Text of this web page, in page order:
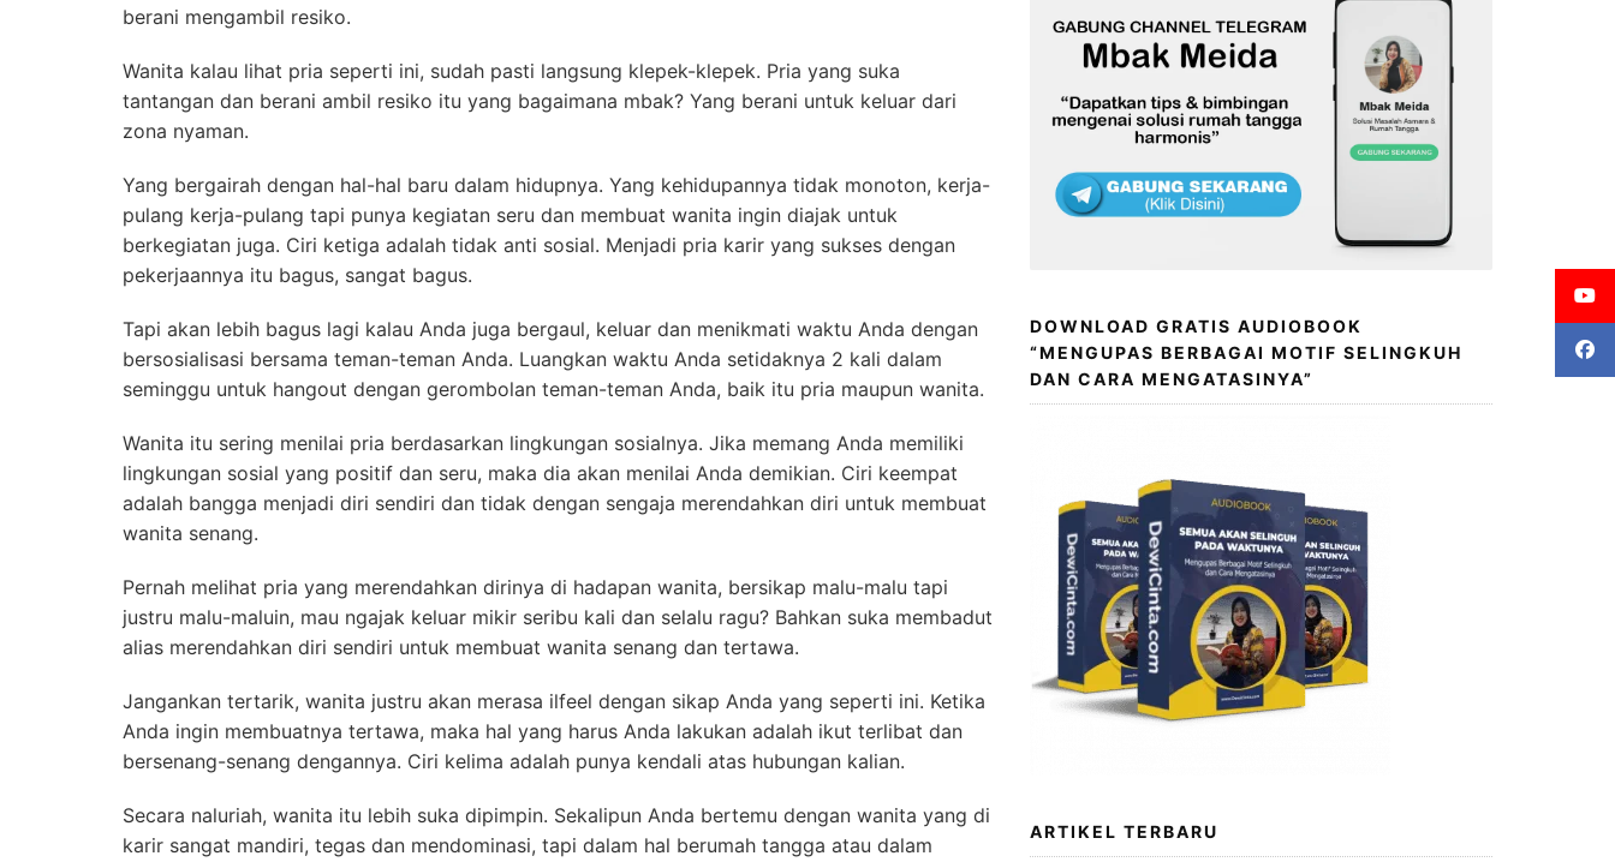
berani mengambil resiko.
Wanita kalau lihat pria seperti ini, sudah pasti langsung klepek-klepek. Pria yang suka
tantangan dan berani ambil resiko itu yang bagaimana mbak? Yang berani untuk keluar dari
zona nyaman.
Yang bergairah dengan hal-hal baru dalam hidupnya. Yang kehidupannya tidak monoton, kerja-
pulang kerja-pulang tapi punya kegiatan seru dan membuat wanita ingin diajak untuk
berkegiatan juga. Ciri ketiga adalah tidak anti sosial. Menjadi pria karir yang sukses dengan
pekerjaannya itu bagus, sangat bagus.
Tapi akan lebih bagus lagi kalau Anda juga bergaul, keluar dan menikmati waktu Anda dengan
bersosialisasi bersama teman-teman Anda. Luangkan waktu Anda setidaknya 2 kali dalam
seminggu untuk hangout dengan gerombolan teman-teman Anda, baik itu pria maupun wanita.
Wanita itu sering menilai pria berdasarkan lingkungan sosialnya. Jika memang Anda memiliki
lingkungan sosial yang positif dan seru, maka dia akan menilai Anda demikian. Ciri keempat
adalah bangga menjadi diri sendiri dan tidak dengan sengaja merendahkan diri untuk membuat
wanita senang.
Pernah melihat pria yang merendahkan dirinya di hadapan wanita, bersikap malu-malu tapi
justru malu-maluin, mau ngajak keluar mikir seribu kali dan selalu ragu? Bahkan suka membadut
alias merendahkan diri sendiri untuk membuat wanita senang dan tertawa.
Jangankan tertarik, wanita justru akan merasa ilfeel dengan sikap Anda yang seperti ini. Ketika
Anda ingin membuatnya tertawa, maka hal yang harus Anda lakukan adalah ikut terlibat dan
bersenang-senang dengannya. Ciri kelima adalah punya kendali atas hubungan kalian.
Secara naluriah, wanita itu lebih suka dipimpin. Sekalipun Anda bertemu dengan wanita yang di
karir sangat mandiri, tegas dan mendominasi, tapi dalam hal berumah tangga atau dalam
DOWNLOAD GRATIS AUDIOBOOK
“MENGUPAS BERBAGAI MOTIF SELINGKUH
DAN CARA MENGATASINYA”
ARTIKEL TERBARU